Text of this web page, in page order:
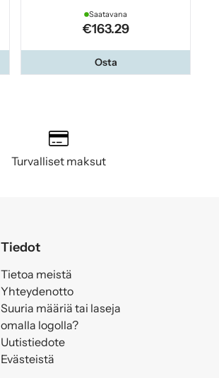
Saatavana
€163.29
Osta
Turvalliset maksut
Tiedot
Tietoa meistä
Yhteydenotto
Suuria määriä tai laseja
omalla logolla?
Uutistiedote
Evästeistä